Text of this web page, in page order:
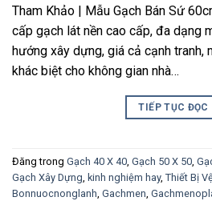
Tham Khảo | Mẫu Gạch Bán Sứ
cấp gạch lát nền cao cấp, đa dạng
hướng xây dựng, giá cả cạnh tranh,
khác biệt cho không gian nhà…
TIẾP TỤC ĐỌC
Đăng trong Gạch 40 X 40, Gạch 50 X 50,
Gạch Xây Dựng, kinh nghiệm hay, Thiết Bị
Bonnuocnonglanh, Gachmen,